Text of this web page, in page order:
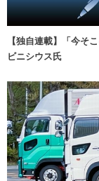
【独自連載】「今そ
ビニシウス氏